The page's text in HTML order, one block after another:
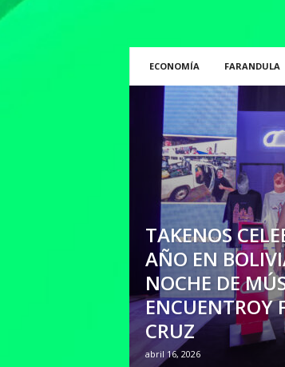
ECONOMÍA FARANDULA
TAKENOS
AÑO EN
NOCHE DE
ENCUENTROY
CRUZ
abril 16, 2026